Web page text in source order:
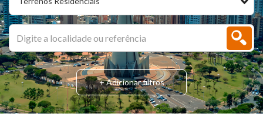
+ Adicionar filtros